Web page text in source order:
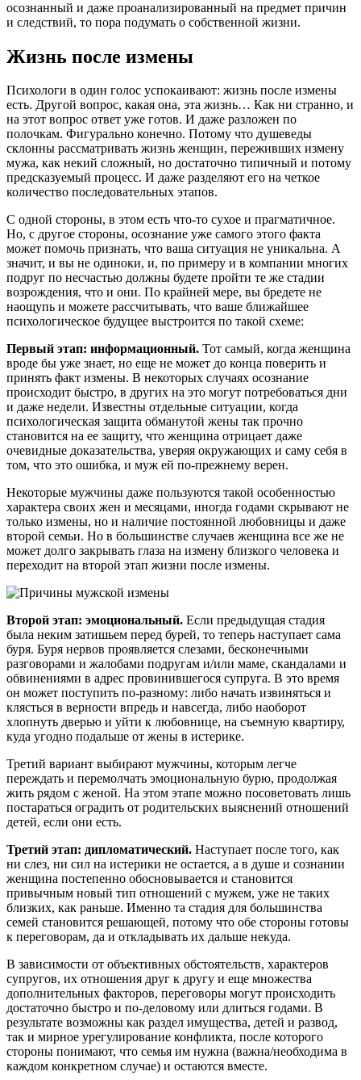
осознанный и даже проанализированный на предмет причин
и следствий, то пора подумать о собственной жизни.
Жизнь после измены
Психологи в один голос успокаивают: жизнь после измены
есть. Другой вопрос, какая она, эта жизнь… Как ни странно, и
на этот вопрос ответ уже готов. И даже разложен по
полочкам. Фигурально конечно. Потому что душеведы
склонны рассматривать жизнь женщин, переживших измену
мужа, как некий сложный, но достаточно типичный и потому
предсказуемый процесс. И даже разделяют его на четкое
количество последовательных этапов.
С одной стороны, в этом есть что-то сухое и прагматичное.
Но, с другое стороны, осознание уже самого этого факта
может помочь признать, что ваша ситуация не уникальна. А
значит, и вы не одиноки, и, по примеру и в компании многих
подруг по несчастью должны будете пройти те же стадии
возрождения, что и они. По крайней мере, вы бредете не
наощупь и можете рассчитывать, что ваше ближайшее
психологическое будущее выстроится по такой схеме:
Первый этап: информационный. Тот самый, когда женщина
вроде бы уже знает, но еще не может до конца поверить и
принять факт измены. В некоторых случаях осознание
происходит быстро, в других на это могут потребоваться дни
и даже недели. Известны отдельные ситуации, когда
психологическая защита обманутой жены так прочно
становится на ее защиту, что женщина отрицает даже
очевидные доказательства, уверяя окружающих и саму себя в
том, что это ошибка, и муж ей по-прежнему верен.
Некоторые мужчины даже пользуются такой особенностью
характера своих жен и месяцами, иногда годами скрывают не
только измены, но и наличие постоянной любовницы и даже
второй семьи. Но в большинстве случаев женщина все же не
может долго закрывать глаза на измену близкого человека и
переходит на второй этап жизни после измены.
Второй этап: эмоциональный. Если предыдущая стадия
была неким затишьем перед бурей, то теперь наступает сама
буря. Буря нервов проявляется слезами, бесконечными
разговорами и жалобами подругам и/или маме, скандалами и
обвинениями в адрес провинившегося супруга. В это время
он может поступить по-разному: либо начать извиняться и
клясться в верности впредь и навсегда, либо наоборот
хлопнуть дверью и уйти к любовнице, на съемную квартиру,
куда угодно подальше от жены в истерике.
Третий вариант выбирают мужчины, которым легче
переждать и перемолчать эмоциональную бурю, продолжая
жить рядом с женой. На этом этапе можно посоветовать лишь
постараться оградить от родительских выяснений отношений
детей, если они есть.
Третий этап: дипломатический. Наступает после того, как
ни слез, ни сил на истерики не остается, а в душе и сознании
женщина постепенно обосновывается и становится
привычным новый тип отношений с мужем, уже не таких
близких, как раньше. Именно та стадия для большинства
семей становится решающей, потому что обе стороны готовы
к переговорам, да и откладывать их дальше некуда.
В зависимости от объективных обстоятельств, характеров
супругов, их отношения друг к другу и еще множества
дополнительных факторов, переговоры могут происходить
достаточно быстро и по-деловому или длиться годами. В
результате возможны как раздел имущества, детей и развод,
так и мирное урегулирование конфликта, после которого
стороны понимают, что семья им нужна (важна/необходима в
каждом конкретном случае) и остаются вместе.